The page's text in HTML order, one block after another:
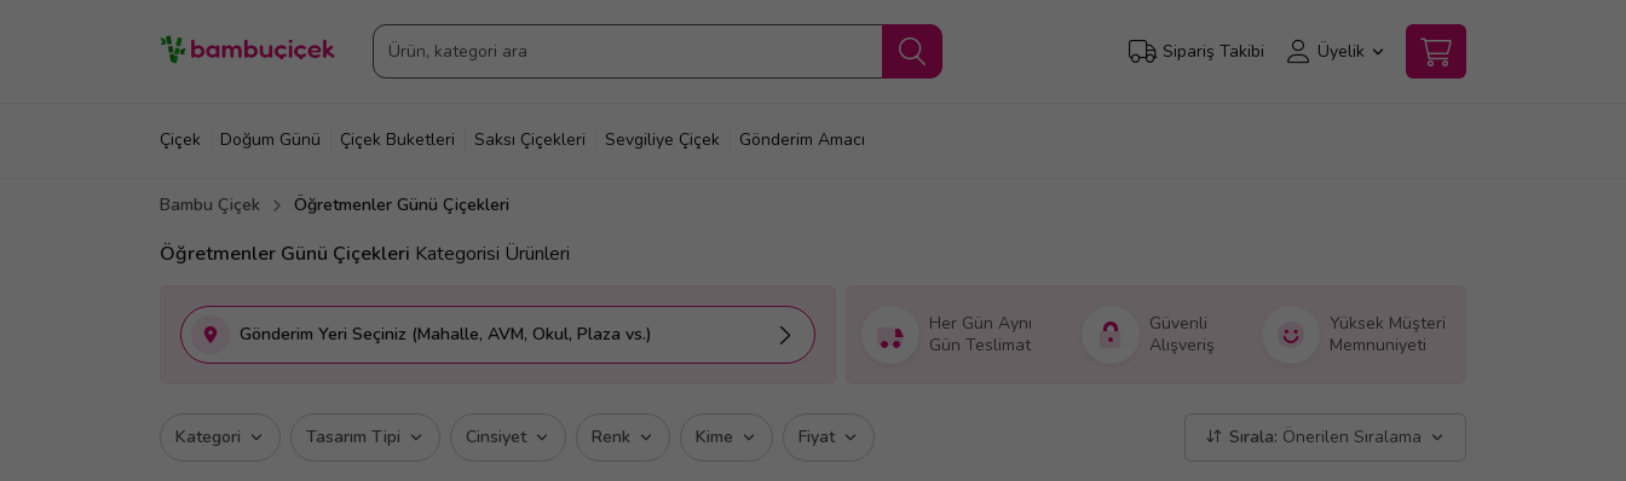
Sipariş Takibi Üyelik
Çiçek Doğum Günü Çiçek Buketleri Saksı Çiçekleri Sevgiliye Çiçek Gönderim Amacı
Bambu Çiçek Öğretmenler Günü Çiçekleri
Öğretmenler Günü Çiçekleri Kategorisi Ürünleri
Gönderim Yeri Seçiniz (Mahalle, AVM, Okul, Plaza vs.)
Her Gün Aynı
Gün Teslimat
Güvenli
Alışveriş
Yüksek Müşteri
Memnuniyeti
Kategori Tasarım Tipi Cinsiyet Renk Kime Fiyat Sırala: Önerilen Sıralama